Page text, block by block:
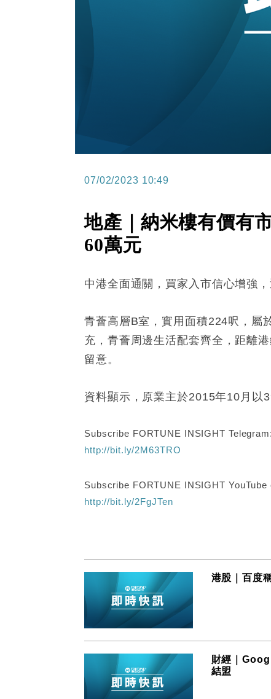
07/02/2023 10:49
地產｜納米樓有價有
60萬元
中港全面通關，買家入市信心增強
青薈高層B室，實用面積224呎，屬
充，青薈周邊生活配套齊全，距離
留意。
資料顯示，原業主於2015年10月以
Subscribe FORTUNE INSIGHT Telegram:
http://bit.ly/2M63TRO
Subscribe FORTUNE INSIGHT YouTube
http://bit.ly/2FgJTen
港股｜百度
財經｜
結盟